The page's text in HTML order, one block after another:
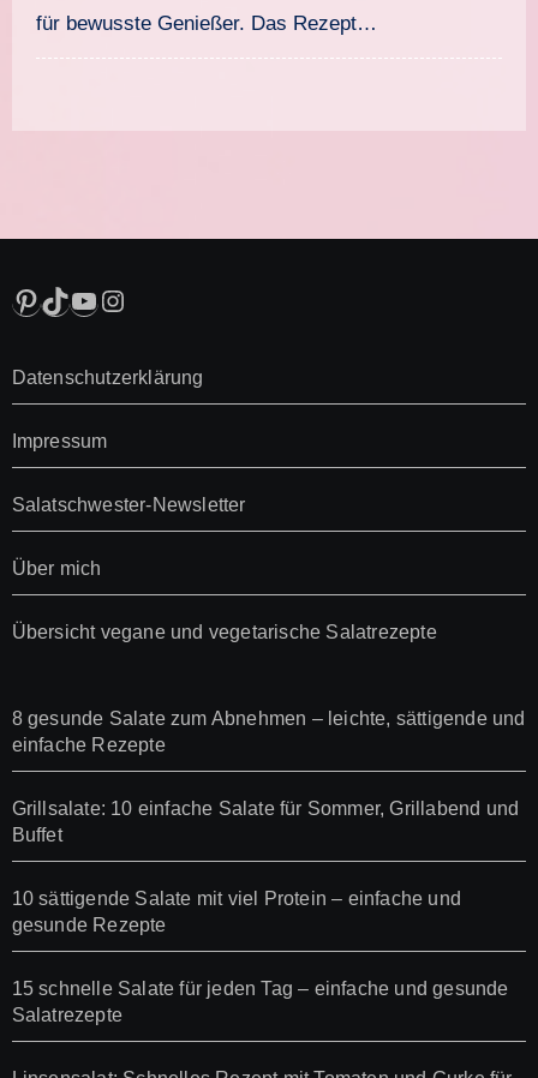
für bewusste Genießer. Das Rezept…
Pinterest
TikTok
YouTube
Instagram
Datenschutzerklärung
Impressum
Salatschwester-Newsletter
Über mich
Übersicht vegane und vegetarische Salatrezepte
8 gesunde Salate zum Abnehmen – leichte, sättigende und
einfache Rezepte
Grillsalate: 10 einfache Salate für Sommer, Grillabend und
Buffet
10 sättigende Salate mit viel Protein – einfache und
gesunde Rezepte
15 schnelle Salate für jeden Tag – einfache und gesunde
Salatrezepte